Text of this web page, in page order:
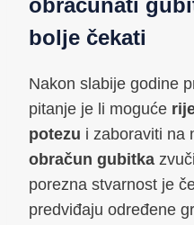
bolje čekati
Nakon slabije godine
pitanje je li moguće
potezu i zaboraviti na
obračun gubitka
porezna stvarnost je
predviđaju određene